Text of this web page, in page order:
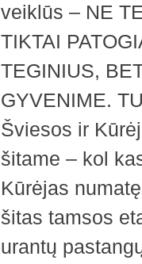
veiklūs – NE
TIKTAI
TEGINIUS,
GYVENIME.
Šviesos ir
šitame – kol
Kūrėjas
šitas tamsos
urantų